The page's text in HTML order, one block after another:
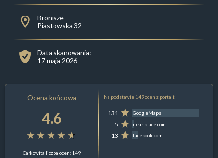
Bronisze
Piastowska 32
Data skanowania:
17 maja 2026
Ocena końcowa
4.6
Całkowita liczba ocen: 149
Na podstawie 149 ocen z portali:
131 GoogleMaps
5 near-place.com
13 facebook.com